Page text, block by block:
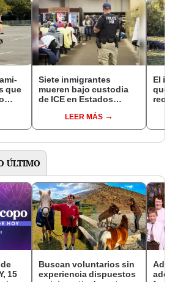
que
Siete inmigrantes
mueren bajo custodia
de ICE en Estados
oficial de fallecidos
LEER MÁS
El
que
asno
ÚLTIMO
15
Buscan voluntarios sin
experiencia dispuestos